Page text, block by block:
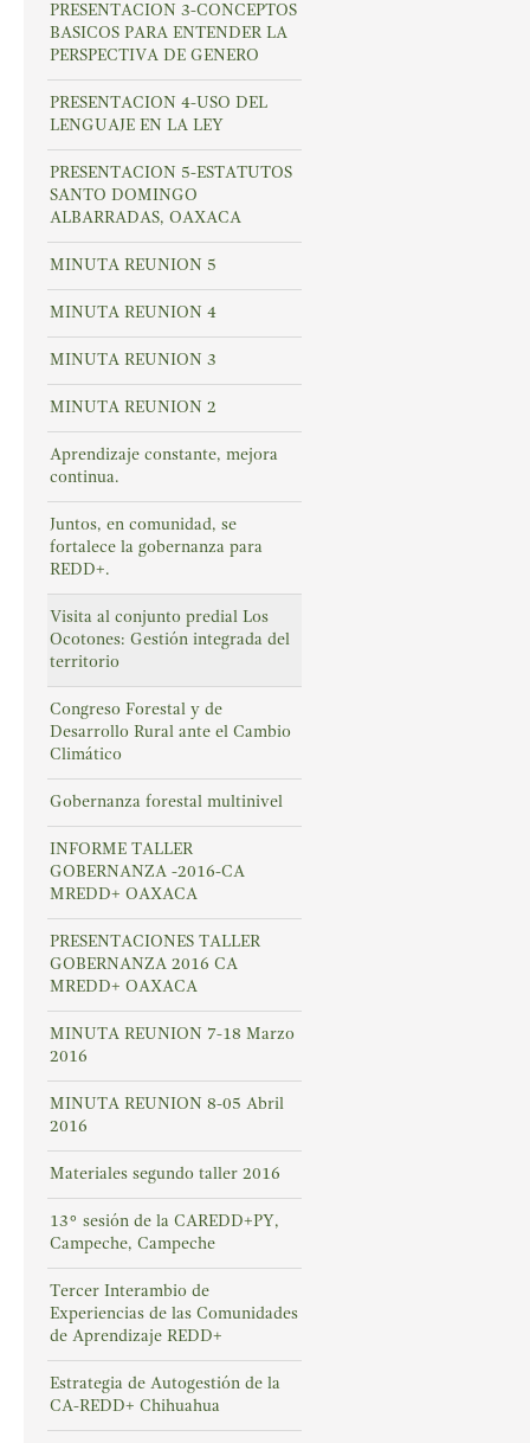
PRESENTACION 3-CONCEPTOS
BASICOS PARA ENTENDER LA
PERSPECTIVA DE GENERO
PRESENTACION 4-USO DEL
LENGUAJE EN LA LEY
PRESENTACION 5-ESTATUTOS
SANTO DOMINGO
ALBARRADAS, OAXACA
MINUTA REUNION 5
MINUTA REUNION 4
MINUTA REUNION 3
MINUTA REUNION 2
Aprendizaje constante, mejora
continua.
Juntos, en comunidad, se
fortalece la gobernanza para
REDD+.
Visita al conjunto predial Los
Ocotones: Gestión integrada del
territorio
Congreso Forestal y de
Desarrollo Rural ante el Cambio
Climático
Gobernanza forestal multinivel
INFORME TALLER
GOBERNANZA -2016-CA
MREDD+ OAXACA
PRESENTACIONES TALLER
GOBERNANZA 2016 CA
MREDD+ OAXACA
MINUTA REUNION 7-18 Marzo
2016
MINUTA REUNION 8-05 Abril
2016
Materiales segundo taller 2016
13° sesión de la CAREDD+PY,
Campeche, Campeche
Tercer Interambio de
Experiencias de las Comunidades
de Aprendizaje REDD+
Estrategia de Autogestión de la
CA-REDD+ Chihuahua